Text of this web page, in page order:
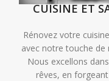
CUISINE ET
Rénovez votre
avec notre touche
Nous excellons
rêves, en